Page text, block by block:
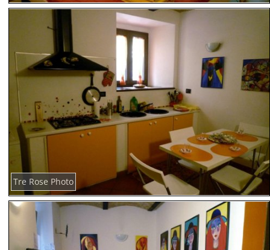
Tre Rose Photo